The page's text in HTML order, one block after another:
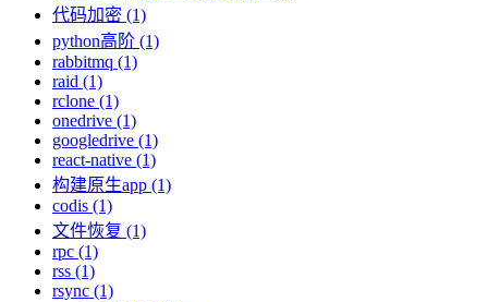
代码加密 (1)
python高阶 (1)
rabbitmq (1)
raid (1)
rclone (1)
onedrive (1)
googledrive (1)
react-native (1)
构建原生app (1)
codis (1)
文件恢复 (1)
rpc (1)
rss (1)
rsync (1)